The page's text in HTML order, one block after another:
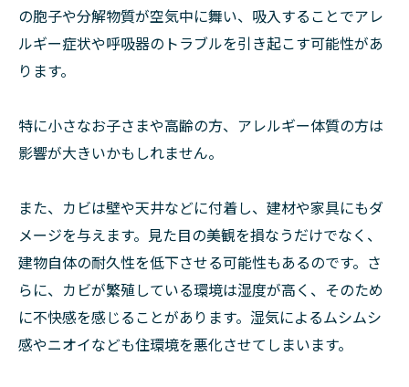
の胞子や分解物質が空気中に舞い、吸入することでアレ
ルギー症状や呼吸器のトラブルを引き起こす可能性があ
ります。
特に小さなお子さまや高齢の方、アレルギー体質の方は
影響が大きいかもしれません。
また、カビは壁や天井などに付着し、建材や家具にもダ
メージを与えます。見た目の美観を損なうだけでなく、
建物自体の耐久性を低下させる可能性もあるのです。さ
らに、カビが繁殖している環境は湿度が高く、そのため
に不快感を感じることがあります。湿気によるムシムシ
感やニオイなども住環境を悪化させてしまいます。